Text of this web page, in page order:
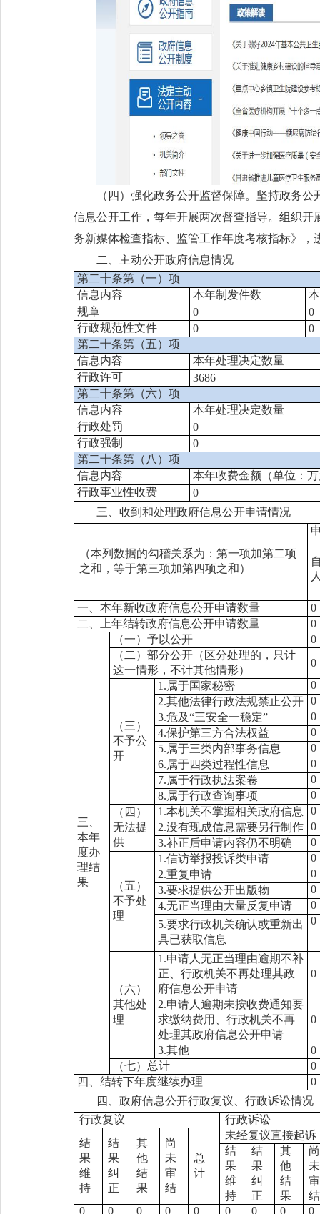
（四）强化政务公开监督保障。坚持政务
信息公开工作，每年开展两次督查指导。组织
务新媒体检查指标、监管工作年度考核指标》
二、主动公开政府信息情况
第二十条第（一）项
信息内容
本年制发件数
规章
0
0
行政规范性文件
0
0
第二十条第（五）项
信息内容
本年处理决定数量
行政许可
3686
第二十条第（六）项
信息内容
本年处理决定数量
行政处罚
0
行政强制
0
第二十条第（八）项
信息内容
本年收费金额（单位：
行政事业性收费
0
三、收到和处理政府信息公开申请情况
（本列数据的勾稽关系为：第一项加第二项
之和，等于第三项加第四项之和）
一、本年新收政府信息公开申请数量
0
二、上年结转政府信息公开申请数量
0
三、
本年
度办
理结
果
（一）予以公开
0
（二）部分公开（区分处理的，只计
这一情形，不计其他情形）
0
（三）
不予公
开
1.属于国家秘密
0
2.其他法律行政法规禁止公开
0
3.危及“三安全一稳定”
0
4.保护第三方合法权益
0
5.属于三类内部事务信息
0
6.属于四类过程性信息
0
7.属于行政执法案卷
0
8.属于行政查询事项
0
（四）
无法提
供
1.本机关不掌握相关政府信息
0
2.没有现成信息需要另行制作
0
3.补正后申请内容仍不明确
0
（五）
不予处
理
1.信访举报投诉类申请
0
2.重复申请
0
3.要求提供公开出版物
0
4.无正当理由大量反复申请
0
5.要求行政机关确认或重新出
具已获取信息
0
（六）
其他处
理
1.申请人无正当理由逾期不补
正、行政机关不再处理其政
府信息公开申请
0
2.申请人逾期未按收费通知要
求缴纳费用、行政机关不再
处理其政府信息公开申请
0
3.其他
0
（七）总计
0
四、结转下年度继续办理
0
四、政府信息公开行政复议、行政诉讼情况
行政复议
行政诉讼
结
果
维
持
结
果
纠
正
其
他
结
果
尚
未
审
结
总
计
未经复议直接起诉
结
果
维
持
结
果
纠
正
其
他
结
果
尚
未
审
结
0
0 0 0 0 0 0 0
0